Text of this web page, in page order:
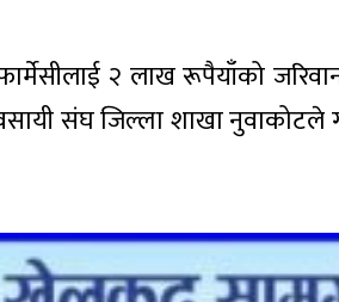
२ लाख रूपैयाँको
संघ जिल्ला शाखा